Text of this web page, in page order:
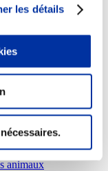
les détails
animaux